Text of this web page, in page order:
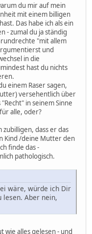
du mir auf mein
mit einem billigen
Das habe ich als ein
- zumal du ja ständig
"mit allem
und
in die
hast du nichts
einem Raser sagen,
versehentlich über
in seinem Sinne
alle, oder?
dass er das
Kind /deine Mutter den
finde das -
pathologisch.
wäre, würde ich Dir
lesen. Aber nein,
wie alles gelesen - und